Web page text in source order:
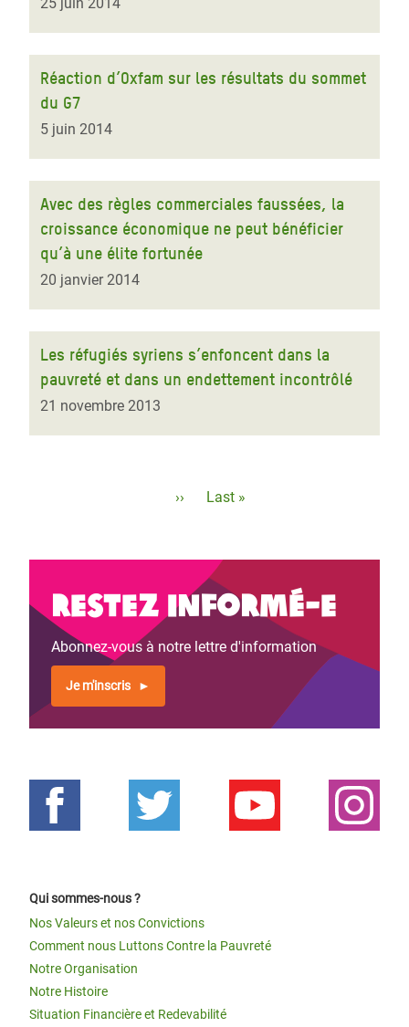
Réaction d’Oxfam sur les résultats du sommet
du G7
5 juin 2014
Avec des règles commerciales faussées, la
croissance économique ne peut bénéficier
qu’à une élite fortunée
20 janvier 2014
Les réfugiés syriens s’enfoncent dans la
pauvreté et dans un endettement incontrôlé
21 novembre 2013
Page
››
Dernière
Last »
Restez informé-e
Abonnez-vous à notre lettre d'information
Je m'inscris
Qui sommes-nous ?
Nos Valeurs et nos Convictions
Comment nous Luttons Contre la Pauvreté
Notre Organisation
Notre Histoire
Situation Financière et Redevabilité